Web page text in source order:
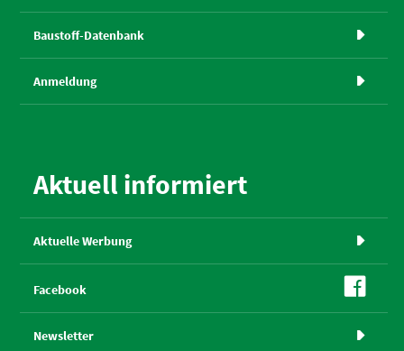
Baustoff-Datenbank 
Anmeldung 
Aktuell informiert
Aktuelle Werbung 
Facebook 
Newsletter 